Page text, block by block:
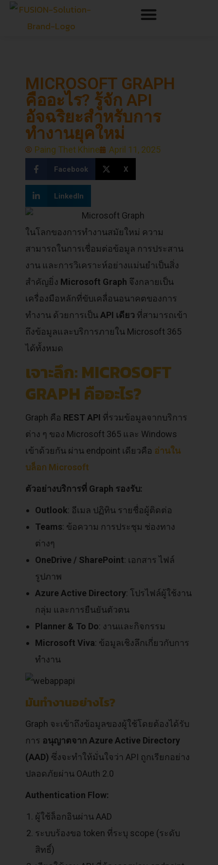
MICROSOFT GRAPH
คืออะไร? รู้จัก API
อัจฉริยะสำหรับการ
ทำงานยุคใหม่
Paing Thet Khine April 11, 2025
Facebook X
LinkedIn
ในโลกของการทำงานสมัยใหม่ ความ
สามารถในการเชื่อมต่อข้อมูล การประสาน
งาน และการวิเคราะห์อย่างแม่นยำเป็นสิ่ง
สำคัญยิ่ง Microsoft Graph จึงกลายเป็น
เครื่องมือหลักที่ขับเคลื่อนอนาคตของการ
ทำงาน ด้วยการเป็นAPI เดียว ที่สามารถเข้า
ถึงข้อมูลและบริการภายใน Microsoft 365
ได้ทั้งหมด
เจาะลึก: MICROSOFT
GRAPH คืออะไร?
Graph คือ REST API ที่รวมข้อมูลจากบริการ
ต่าง ๆ ของ Microsoft 365 และ Windows
เข้าด้วยกัน ผ่าน endpoint เดียวคือ อ่านใน
บล็อก Microsoft
ตัวอย่างบริการที่ Graph รองรับ:
Outlook: อีเมล ปฏิทิน รายชื่อผู้ติดต่อ
Teams: ข้อความ การประชุม ช่องทาง
ต่างๆ
OneDrive / SharePoint: เอกสาร ไฟล์
รูปภาพ
Azure Active Directory: โปรไฟล์ผู้ใช้งาน
กลุ่ม และการยืนยันตัวตน
Planner & To Do: งานและกิจกรรม
Microsoft Viva: ข้อมูลเชิงลึกเกี่ยวกับการ
ทำงาน
มันทำงานอย่างไร?
Graph จะเข้าถึงข้อมูลของผู้ใช้โดยต้องได้รับ
การ อนุญาตจาก Azure Active Directory
(AAD) ซึ่งจะทำให้มั่นใจว่า API ถูกเรียกอย่าง
ปลอดภัยผ่าน OAuth 2.0
Authentication Flow:
ผู้ใช้ล็อกอินผ่าน AAD
ระบบร้องขอ token ที่ระบุ scope (ระดับ
สิทธิ์)